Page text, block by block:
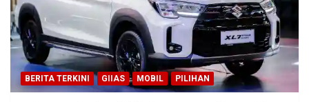
BERITA TERKINI GIIAS MOBIL PILIHAN